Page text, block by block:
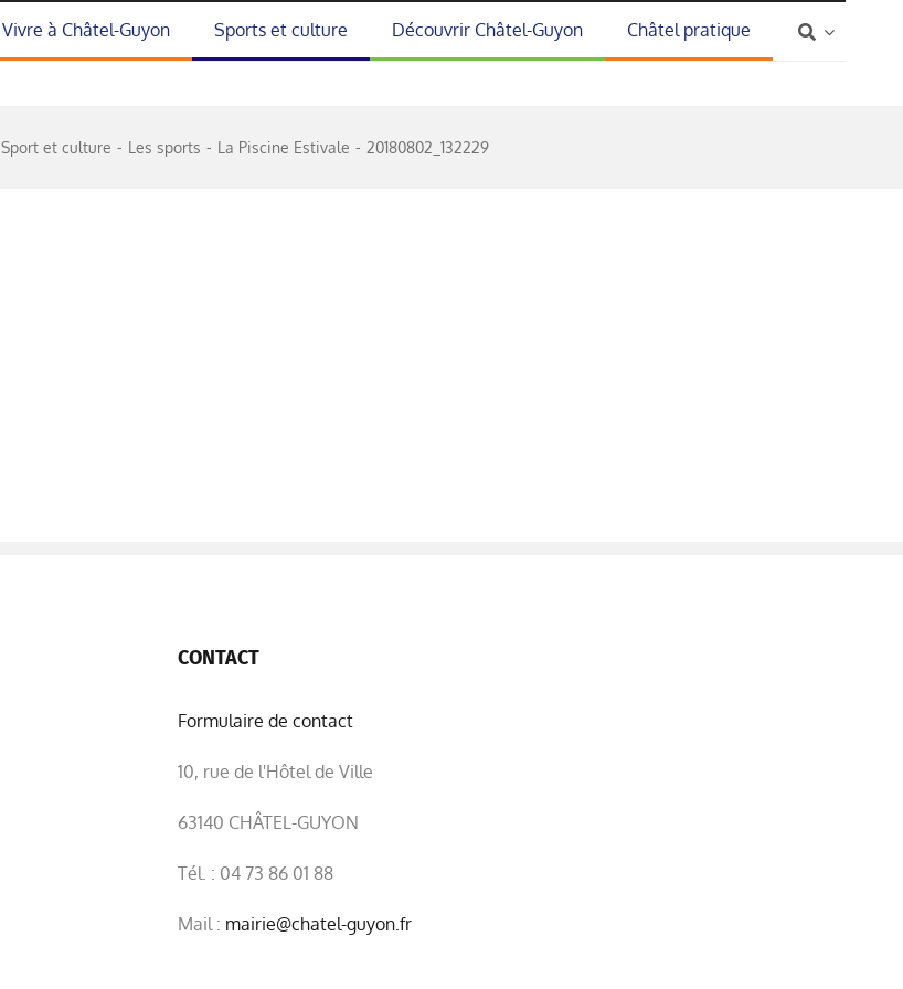
Vivre à Châtel-Guyon Sports et culture Découvrir Châtel-Guyon Châtel pratique
Sport et culture Les sports La Piscine Estivale 20180802_132229
CONTACT
Formulaire de contact
10, rue de l'Hôtel de Ville
63140 CHÂTEL-GUYON
Tél. : 04 73 86 01 88
Mail : mairie@chatel-guyon.fr